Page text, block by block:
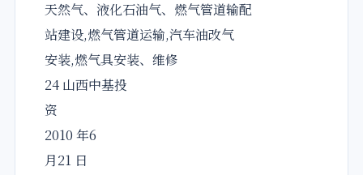
天然气、液化石油气、燃气管道输配
站建设,燃气管道运输,汽车油改气
安装,燃气具安装、维修
24 山西中基投
资
2010 年6
月21 日